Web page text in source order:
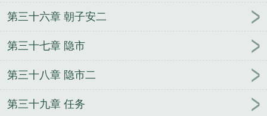
第三十六章 朝子安二
第三十七章 隐市
第三十八章 隐市二
第三十九章 任务